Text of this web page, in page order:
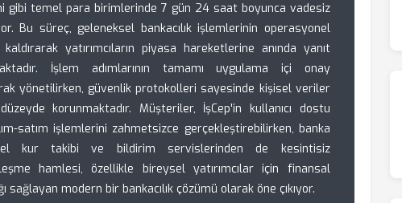
gibi temel para birimlerinde 7 gün 24 saat boyunca vadesiz
Bu süreç, geleneksel bankacılık işlemlerinin operasyonel
yatırımcıların piyasa hareketlerine anında yanıt
İşlem adımlarının tamamı uygulama içi onay
yönetilirken, güvenlik protokolleri sayesinde kişisel veriler
korunmaktadır. Müşteriler, İşCep'in kullanıcı dostu
satım işlemlerini zahmetsizce gerçekleştirebilirken, banka
kur takibi ve bildirim servislerinden de kesintisiz
hamlesi, özellikle bireysel yatırımcılar için finansal
sağlayan modern bir bankacılık çözümü olarak öne çıkıyor.